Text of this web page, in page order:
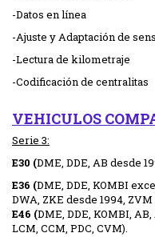
-Datos en línea
-Ajuste y Adaptación de
-Lectura de kilometraje
-Codificación de centralitas
VEHICULOS
Serie 3:
E30 (DME, DDE, AB desde
E36 (DME, DDE, KOMBI
DWA, ZKE desde 1994, ZVM
E46 (DME, DDE, KOMBI, AB,
LCM, CCM, PDC, CVM).